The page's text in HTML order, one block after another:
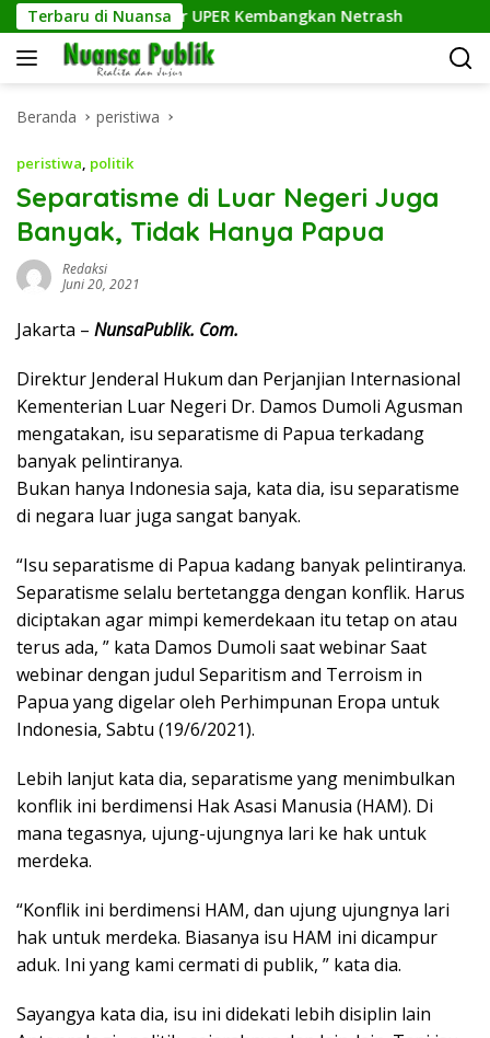
Langsung
ke
konten
Terbaru di Nuansa
Komputer UPER Kembangkan Netrash Kelurahan
Beranda peristiwa
peristiwa, politik
Separatisme di Luar Negeri Juga
Banyak, Tidak Hanya Papua
Redaksi
Juni 20, 2021
Jakarta – NunsaPublik. Com.
Direktur Jenderal Hukum dan Perjanjian Internasional
Kementerian Luar Negeri Dr. Damos Dumoli Agusman
mengatakan, isu separatisme di Papua terkadang
banyak pelintiranya.
Bukan hanya Indonesia saja, kata dia, isu separatisme
di negara luar juga sangat banyak.
“Isu separatisme di Papua kadang banyak pelintiranya.
Separatisme selalu bertetangga dengan konflik. Harus
diciptakan agar mimpi kemerdekaan itu tetap on atau
terus ada, ” kata Damos Dumoli saat webinar Saat
webinar dengan judul Separitism and Terroism in
Papua yang digelar oleh Perhimpunan Eropa untuk
Indonesia, Sabtu (19/6/2021).
Lebih lanjut kata dia, separatisme yang menimbulkan
konflik ini berdimensi Hak Asasi Manusia (HAM). Di
mana tegasnya, ujung-ujungnya lari ke hak untuk
merdeka.
“Konflik ini berdimensi HAM, dan ujung ujungnya lari
hak untuk merdeka. Biasanya isu HAM ini dicampur
aduk. Ini yang kami cermati di publik, ” kata dia.
Sayangya kata dia, isu ini didekati lebih disiplin lain